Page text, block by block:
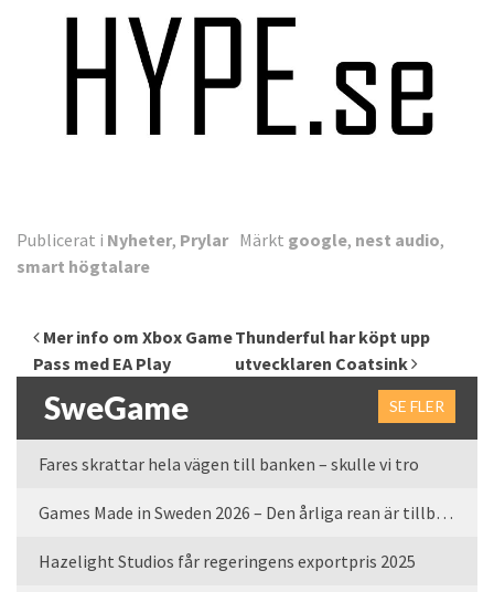
Publicerat i Nyheter, Prylar Märkt google, nest audio,
smart högtalare
Inläggsnavigering
Mer info om Xbox Game
Pass med EA Play
Thunderful har köpt upp
utvecklaren Coatsink
SweGame SE FLER
Fares skrattar hela vägen till banken – skulle vi tro
Games Made in Sweden 2026 – Den årliga rean är tillbaka
Hazelight Studios får regeringens exportpris 2025